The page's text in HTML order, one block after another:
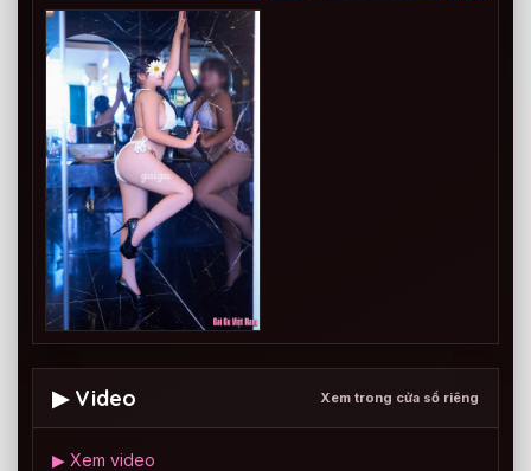
▶ Video Xem trong cửa sổ riêng
▶ Xem video